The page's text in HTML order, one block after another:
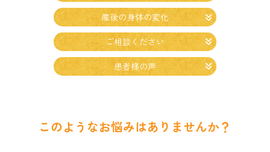
首の痛み・首こり
肩の痛み・肩こり
脚・膝・足首の悩み
産後の身体の変化
ご相談ください
患者様の声
このようなお悩みはありませんか？